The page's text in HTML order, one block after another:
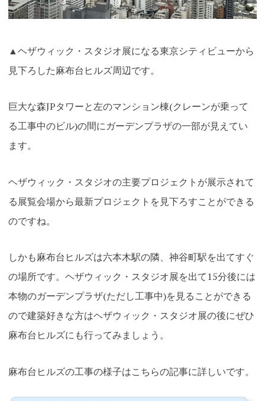
▲ヘザウィック・スタジオ展になる東京シティビューから
見下ろした麻布台ヒルズ周辺です。
巨大な森JPタワーと左のマンション棟(クレーンが乗って
る工事中のビル)の間にガーデンプラザの一部が見えてい
ます。
ヘザウィック・スタジオの主要プロジェクトが展示されて
る展覧会場から最新プロジェクトを見下ろすことができる
のですね。
しかも麻布台ヒルズは六本木駅の隣、神谷町駅を出てすぐ
の場所です。ヘザウィック・スタジオ展を出て15分後には
本物のガーデンプラザ(ただし工事中)を見ることができる
ので建築好きな方はヘザウィック・スタジオ展の後にぜひ
麻布台ヒルズにも行ってみましょう。
麻布台ヒルズの工事の様子はこちらの記事に詳しいです。